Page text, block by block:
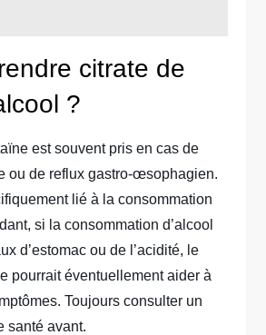
citrate de
?
est souvent pris en cas de
ou de reflux gastro-œsophagien.
lié à la consommation
si la consommation d’alcool
d’estomac ou de l’acidité, le
pourrait éventuellement aider à
Toujours consulter un
santé avant.